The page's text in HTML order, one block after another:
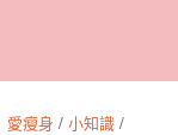
愛瘦身 / 小知識 /